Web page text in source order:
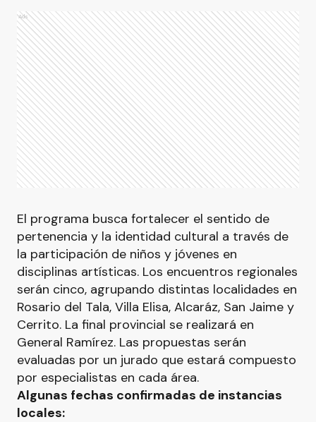
Ads
El programa busca fortalecer el sentido de
pertenencia y la identidad cultural a través de
la participación de niños y jóvenes en
disciplinas artísticas. Los encuentros regionales
serán cinco, agrupando distintas localidades en
Rosario del Tala, Villa Elisa, Alcaráz, San Jaime y
Cerrito. La final provincial se realizará en
General Ramírez. Las propuestas serán
evaluadas por un jurado que estará compuesto
por especialistas en cada área.
Algunas fechas confirmadas de instancias
locales: